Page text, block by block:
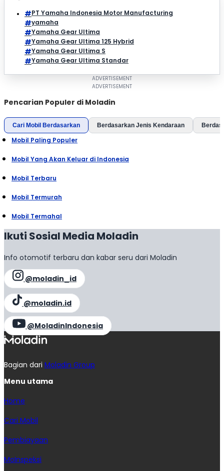
PT Yamaha Indonesia Motor Manufacturing
yamaha
Yamaha Gear Ultima
Yamaha Gear Ultima 125 Hybrid
Yamaha Gear Ultima S
Yamaha Gear Ultima Standar
Pencarian Populer di Moladin
Cari Mobil Berdasarkan Berdasarkan Jenis Kendaraan
Mobil Paling Populer
Mobil Yang Akan Keluar di Indonesia
Mobil Terbaru
Mobil Termurah
Mobil Termahal
Ikuti Sosial Media Moladin
Info otomotif terbaru dan kabar seru dari Moladin
@moladin_id
@moladin.id
@MoladinIndonesia
Bagian dari Moladin Group
Menu utama
Home
Cari Mobil
Pembiayaan
MoInspeksi